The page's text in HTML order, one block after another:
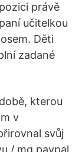
právě
učitelkou
Děti
zadané
kterou
v
svůj
/ mg paypal,